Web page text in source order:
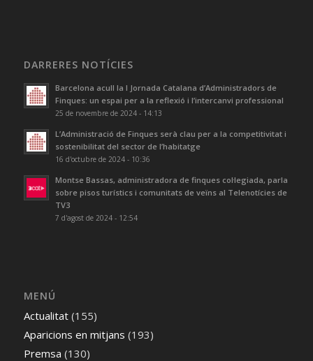
DARRERES NOTÍCIES
Barcelona acull la I Jornada Catalana d’Administradors de
Finques: un espai per a la reflexió i l’intercanvi professional
25 de novembre de 2024 - 14:13
L’Administració de Finques serà clau per a la competitivitat i
sostenibilitat del sector de l’habitatge
16 d'octubre de 2024 - 10:36
Montse Bassas, administradora de finques col·legiada, parla
sobre pisos turístics i comunitats de veïns al Telenotícies de
TV3
7 d'agost de 2024 - 12:54
MENÚ
Actualitat(155)
Aparicions en mitjans (193)
Premsa (130)